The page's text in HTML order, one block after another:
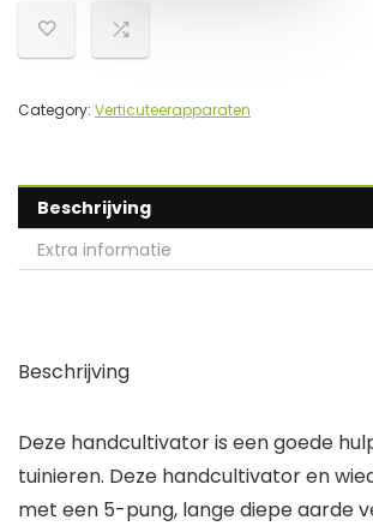
Category: Verticuteerapparaten
Beschrijving
Extra informatie
Beschrijving
Deze handcultivator is een goede
tuinieren. Deze handcultivator en
met een 5-pung, lange diepe aarde